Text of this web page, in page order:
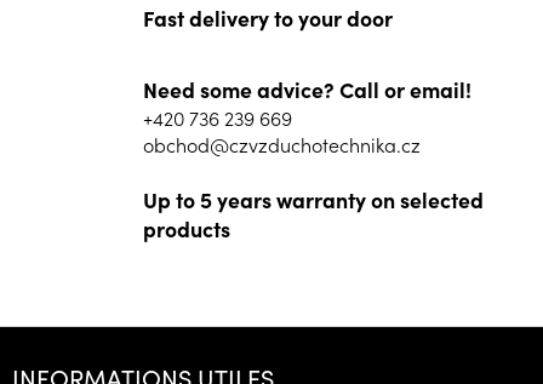
Fast delivery to your door
Need some advice? Call or email!
+420 736 239 669
obchod@czvzduchotechnika.cz
Up to 5 years warranty on selected
products
P
INFORMATIONS UTILES